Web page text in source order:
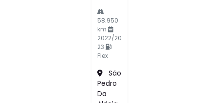
58.950
km
2022/20
23
Flex
São
Pedro
Da